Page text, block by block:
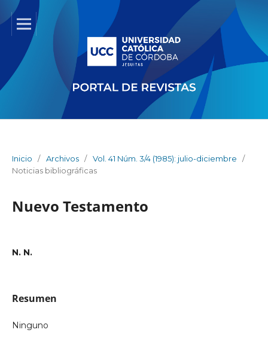
Inicio / Archivos / Vol. 41 Núm. 3/4 (1985): julio-diciembre
/
Noticias bibliográficas
Nuevo Testamento
N. N.
Resumen
Ninguno